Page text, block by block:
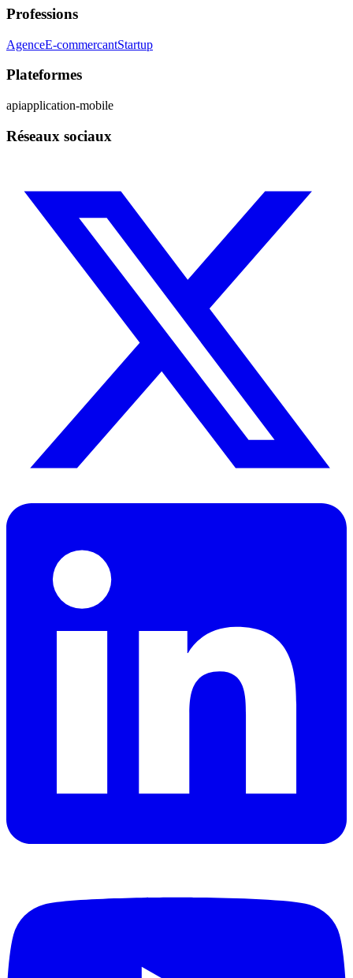
Professions
AgenceE-commercantStartup
Plateformes
apiapplication-mobile
Réseaux sociaux